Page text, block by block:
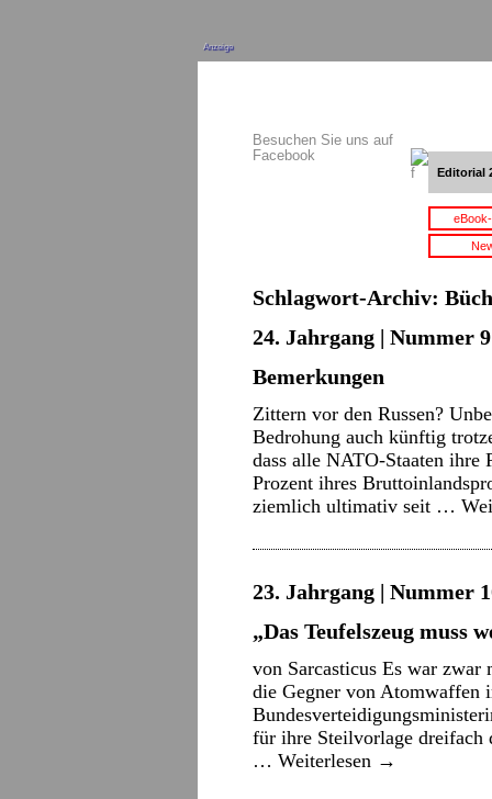
Anzeige
Besuchen Sie uns auf
Facebook
Editorial
Schlagwort-Archiv:
24. Jahrgang | Nummer
Bemerkungen
Zittern vor den Russen?
Bedrohung auch künftig
dass alle NATO-Staaten ihre
Prozent ihres
ziemlich ultimativ seit …
23. Jahrgang | Nummer
„Das Teufelszeug muss
von Sarcasticus Es war
die Gegner von Atomwaffen
für ihre Steilvorlage dreifach
… Weiterlesen →